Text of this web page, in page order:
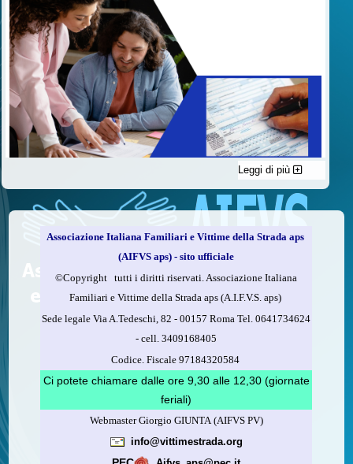
C'è un modo di contribuire alle attività dell’A.I.F.V.S. a favore
delle vittime della strada e per dare giustizia ai superstiti ed ai
loro familiari che non costa nulla: devolvere il 5 per mille della
Compila la scheda CUD o del modello 730.
Firma nel riquadro indicato come “Sostegno delle
organizzazioni non lucrative di utilità sociale, delle associazioni
Indica nel riquadro il codice fiscale dell’A.I.F.V.S.:
97184320584
Leggi come fare
(versione stampabile)
Leggi di più
Associazione Italiana Familiari e Vittime della Strada aps
(AIFVS aps) - sito ufficiale
©​Copyright tutti i diritti riservati. Associazione Italiana
Familiari e Vittime della Strada aps (A.I.F.V.S. aps)
Sede legale Via A.Tedeschi, 82 - 00157 Roma Tel. 0641734624
-cell.3409168405
Codice. Fiscale 97184320584
Ci potete chiamare dalle ore 9,30 alle 12,30 (giornate
feriali)
Webmaster Giorgio GIUNTA (AIFVS PV)
info@vittimestrada.org